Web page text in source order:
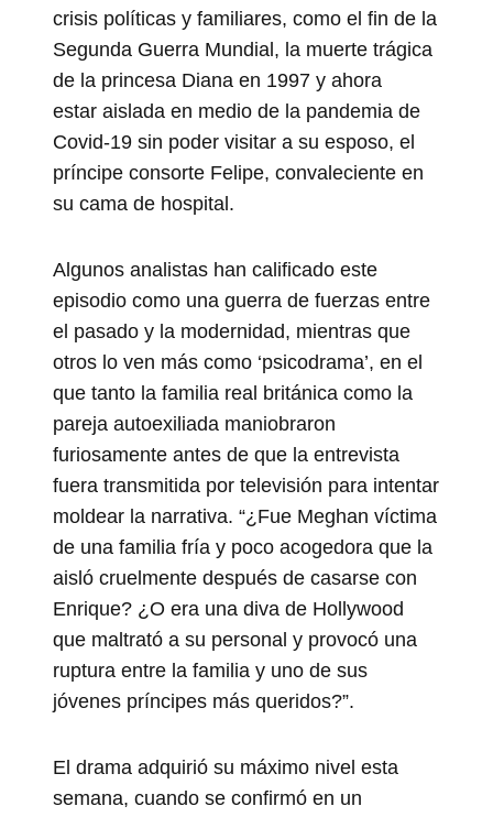
crisis políticas y familiares, como el fin de la
Segunda Guerra Mundial, la muerte trágica
de la princesa Diana en 1997 y ahora
estar aislada en medio de la pandemia de
Covid-19 sin poder visitar a su esposo, el
príncipe consorte Felipe, convaleciente en
su cama de hospital.
Algunos analistas han calificado este
episodio como una guerra de fuerzas entre
el pasado y la modernidad, mientras que
otros lo ven más como ‘psicodrama’, en el
que tanto la familia real británica como la
pareja autoexiliada maniobraron
furiosamente antes de que la entrevista
fuera transmitida por televisión para intentar
moldear la narrativa. “¿Fue Meghan víctima
de una familia fría y poco acogedora que la
aisló cruelmente después de casarse con
Enrique? ¿O era una diva de Hollywood
que maltrató a su personal y provocó una
ruptura entre la familia y uno de sus
jóvenes príncipes más queridos?”.
El drama adquirió su máximo nivel esta
semana, cuando se confirmó en un